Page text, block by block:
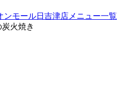
ンモール日吉津店メニュー一覧
火焼き